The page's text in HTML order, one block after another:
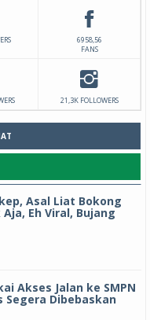
6958,56
FANS
21,3K FOLLOWERS
Asal Liat Bokong
Eh Viral, Bujang
Akses Jalan ke SMPN
Segera Dibebaskan